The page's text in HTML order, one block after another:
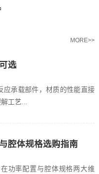
MORE>>
选
应承载部件，材质的性能直接
工艺...
腔体规格选购指南
功率配置与腔体规格两大维